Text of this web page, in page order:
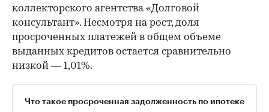
коллекторского агентства «Долговой
консультант». Несмотря на рост, доля
просроченных платежей в общем объеме
выданных кредитов остается сравнительно
низкой — 1,01%.
Что такое просроченная задолженность по ипотеке